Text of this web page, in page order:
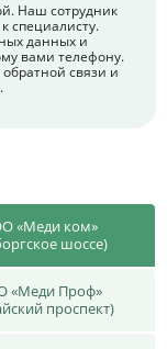
Наш сотрудник
специалисту.
данных и
вами телефону.
связи и
«Меди ком»
шоссе)
«Меди Проф»
проспект)